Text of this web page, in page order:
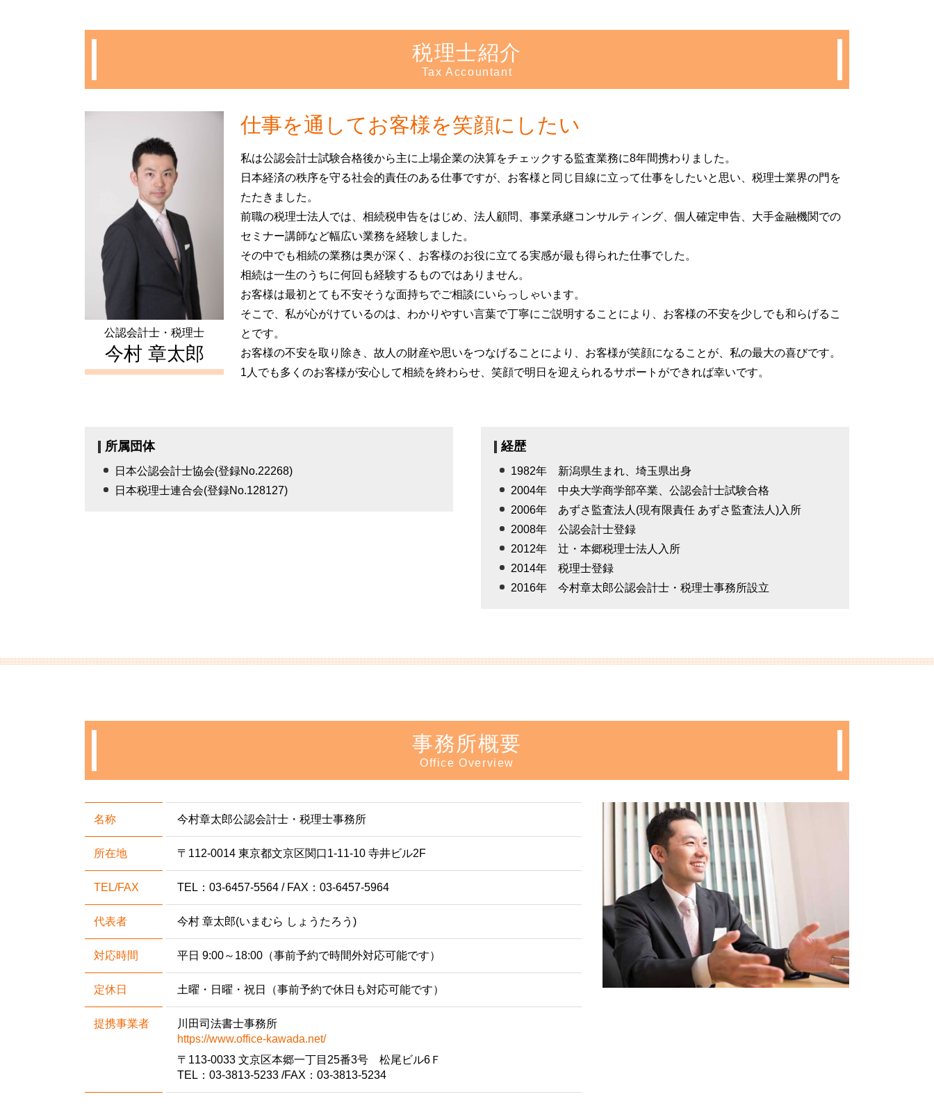
マンション 相続税対策
自筆証書遺言 費用
相続税申告 必要書類
固定資産税 評価額
土地 相続 必要 書類
贈与税 申告漏れ
公正証書遺言 無効
不動産 信託受益権
任意後見 登記事項証明書
成年後見人 選任
死亡退職金 相続税
任意 後見 契約
成年後見人 申請
成年後見申立て 費用
成年後見制度 デメリット
税務調査 期間
個人事業主 法人成り
株式会社 設立登記申請書
確定申告 不動産 所得 書き方
相続 不動産 売却 確定申告
マンション 売却 確定申告
不動産所得 確定申告
譲渡 所得 計算
不動産所得 事業所得
住宅ローン 控除 年末調整
確定申告 とは
青色 申告 不動産 所得
住宅ローン控除 計算
相続 新宿区 会計士
会社設立 文京区 相談
起業支援 神奈川県 相談
生前対策 文京区 会計士
相続 神奈川県 相談
会社設立 豊島区 会計士
会社設立 文京区 税理士
生前対策 埼玉県 会計士
相続 千葉県 相談
起業支援 東京都 税理士
税理士紹介
Tax Accountant
公認会計士・税理士
今村 章太郎
仕事を通してお客様を笑顔にしたい
私は公認会計士試験合格後から主に上場企業の決算をチェックする監査業務に8年間携わりました。
日本経済の秩序を守る社会的責任のある仕事ですが、お客様と同じ目線に立って仕事をしたいと思い、税理士業界の門を
たたきました。
前職の税理士法人では、相続税申告をはじめ、法人顧問、事業承継コンサルティング、個人確定申告、大手金融機関での
セミナー講師など幅広い業務を経験しました。
その中でも相続の業務は奥が深く、お客様のお役に立てる実感が最も得られた仕事でした。
相続は一生のうちに何回も経験するものではありません。
お客様は最初とても不安そうな面持ちでご相談にいらっしゃいます。
そこで、私が心がけているのは、わかりやすい言葉で丁寧にご説明することにより、お客様の不安を少しでも和らげるこ
とです。
お客様の不安を取り除き、故人の財産や思いをつなげることにより、お客様が笑顔になることが、私の最大の喜びです。
1人でも多くのお客様が安心して相続を終わらせ、笑顔で明日を迎えられるサポートができれば幸いです。
所属団体
日本公認会計士協会(登録No.22268)
日本税理士連合会(登録No.128127)
経歴
1982年 新潟県生まれ、埼玉県出身
2004年 中央大学商学部卒業、公認会計士試験合格
2006年 あずさ監査法人(現有限責任 あずさ監査法人)入所
2008年 公認会計士登録
2012年 辻・本郷税理士法人入所
2014年 税理士登録
2016年 今村章太郎公認会計士・税理士事務所設立
事務所概要
Office Overview
名称 今村章太郎公認会計士・税理士事務所
所在地 〒112-0014 東京都文京区関口1-11-10 寺井ビル2F
TEL/FAX TEL：03-6457-5564 / FAX：03-6457-5964
代表者 今村 章太郎(いまむら しょうたろう)
対応時間 平日 9:00～18:00（事前予約で時間外対応可能です）
定休日 土曜・日曜・祝日（事前予約で休日も対応可能です）
提携事業者
川田司法書士事務所
https://www.office-kawada.net/
〒113-0033 文京区本郷一丁目25番3号 松尾ビル6Ｆ
TEL：03-3813-5233 /FAX：03-3813-5234